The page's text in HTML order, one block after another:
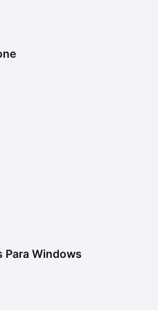
Para Windows